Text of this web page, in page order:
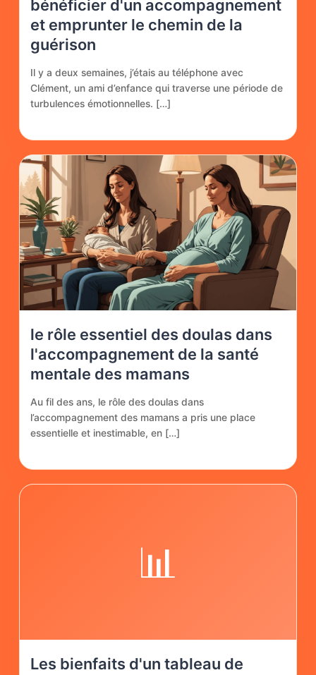
bénéficier d'un accompagnement
et emprunter le chemin de la
guérison
Il y a deux semaines, j’étais au téléphone avec
Clément, un ami d’enfance qui traverse une période de
turbulences émotionnelles. […]
le rôle essentiel des doulas dans
l'accompagnement de la santé
mentale des mamans
Au fil des ans, le rôle des doulas dans
l’accompagnement des mamans a pris une place
essentielle et inestimable, en […]
📊
Les bienfaits d'un tableau de